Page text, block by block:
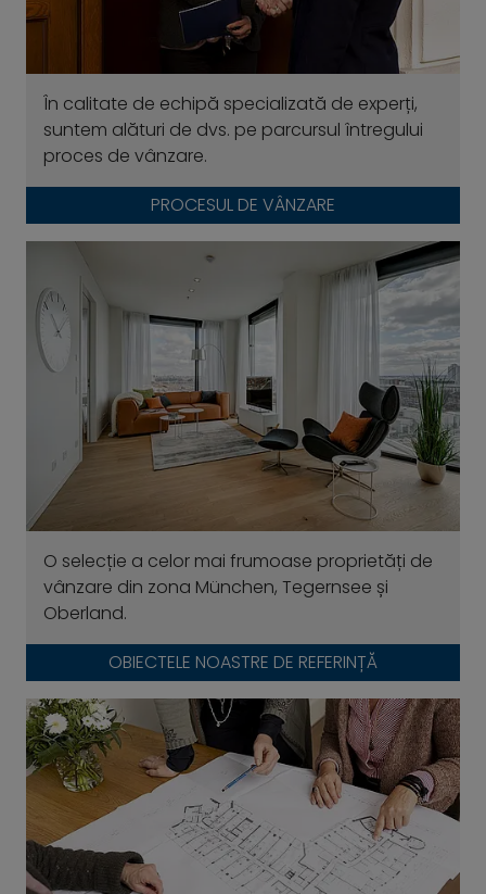
În calitate de echipă specializată de experți,
suntem alături de dvs. pe parcursul întregului
proces de vânzare.
PROCESUL DE VÂNZARE
O selecție a celor mai frumoase proprietăți de
vânzare din zona München, Tegernsee și
Oberland.
OBIECTELE NOASTRE DE REFERINȚĂ